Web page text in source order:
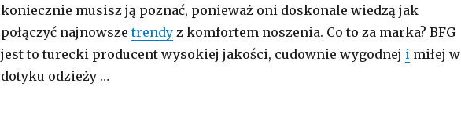
koniecznie musisz ją poznać, ponieważ oni doskonale wiedzą jak
połączyć najnowszetrendyz komfortem noszenia. Co to za marka? BFG
jest to turecki producent wysokiej jakości, cudownie wygodnej imiłej w
dotyku odzieży …